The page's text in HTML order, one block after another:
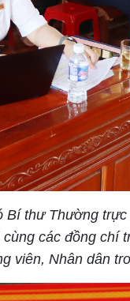
thư Thường
các đồng chí
viên, Nhân dân